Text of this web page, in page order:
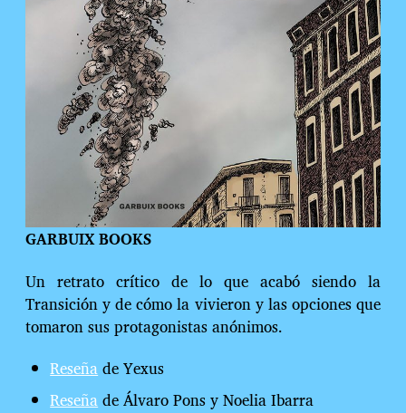
GARBUIX BOOKS
Un retrato crítico de lo que acabó siendo la
Transición y de cómo la vivieron y las opciones que
tomaron sus protagonistas anónimos.
Reseñade Yexus
Reseñade Álvaro Pons y Noelia Ibarra